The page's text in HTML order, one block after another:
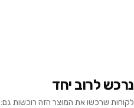
נרכש לרוב יחד
לקוחות שרכשו את המוצר הזה רוכשות גם: